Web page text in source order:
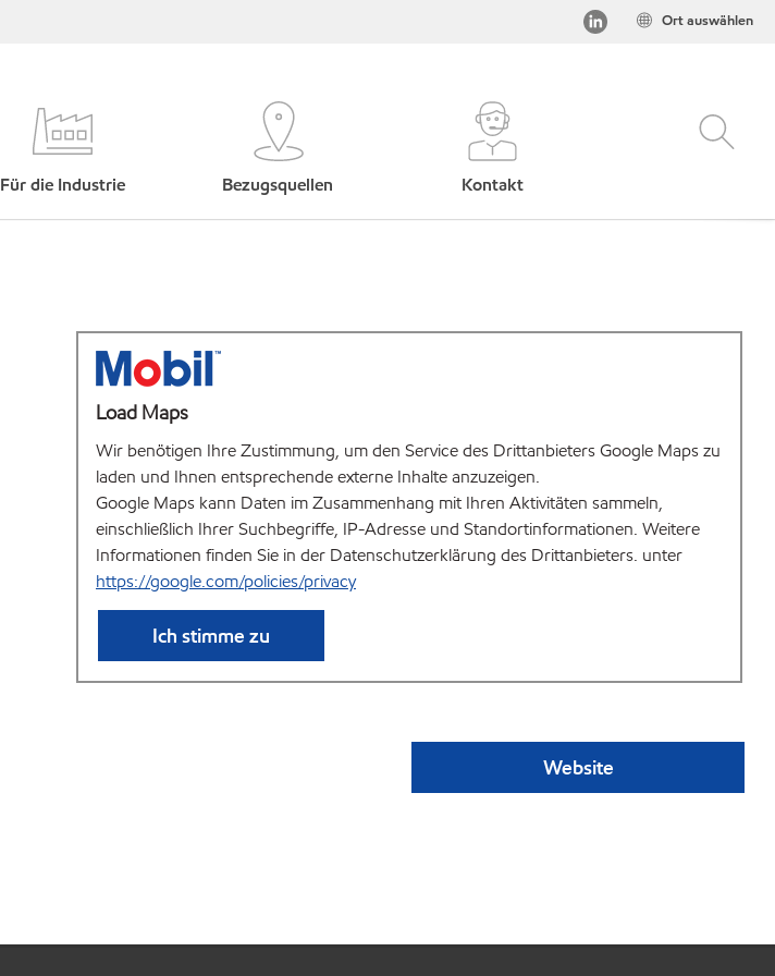
Ort auswählen
Für die Industrie Bezugsquellen Kontakt
Load Maps
Wir benötigen Ihre Zustimmung, um den Service des Drittanbieters Google Maps zu
laden und Ihnen entsprechende externe Inhalte anzuzeigen.
Google Maps kann Daten im Zusammenhang mit Ihren Aktivitäten sammeln,
einschließlich Ihrer Suchbegriffe, IP-Adresse und Standortinformationen. Weitere
Informationen finden Sie in der Datenschutzerklärung des Drittanbieters. unter
https://google.com/policies/privacy
Ich stimme zu
Website